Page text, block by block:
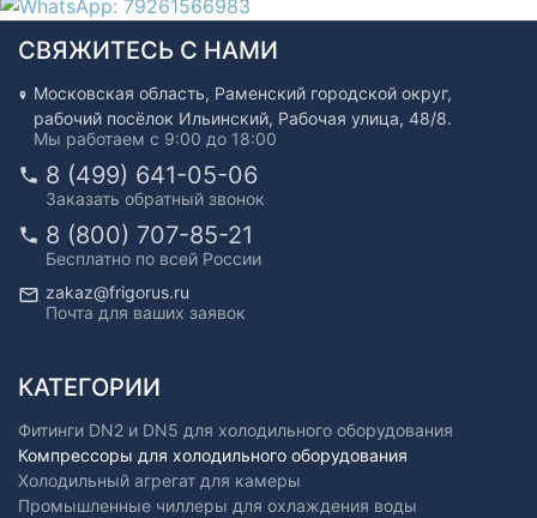
СВЯЖИТЕСЬ С НАМИ
Московская область, Раменский городской округ,
рабочий посёлок Ильинский, Рабочая улица, 48/8.
Мы работаем с 9:00 до 18:00
8 (499) 641-05-06
Заказать обратный звонок
8 (800) 707-85-21
Бесплатно по всей России
zakaz@frigorus.ru
Почта для ваших заявок
КАТЕГОРИИ
Фитинги DN2 и DN5 для холодильного оборудования
Компрессоры для холодильного оборудования
Холодильный агрегат для камеры
Промышленные чиллеры для охлаждения воды